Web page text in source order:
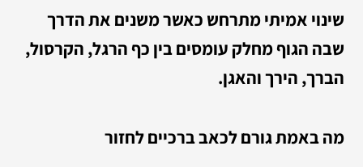
שינוי אמיתי מתרחש כאשר משנים את הדרך
שבה הגוף מחלק עומסים בין כף הרגל, הקרסול,
הברך, הירך והאגן.
מה באמת גורם לכאב ברכיים לחזור